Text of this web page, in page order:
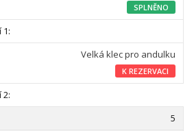
SPLNĚNO
Velká klec pro andulku
K REZERVACI
5